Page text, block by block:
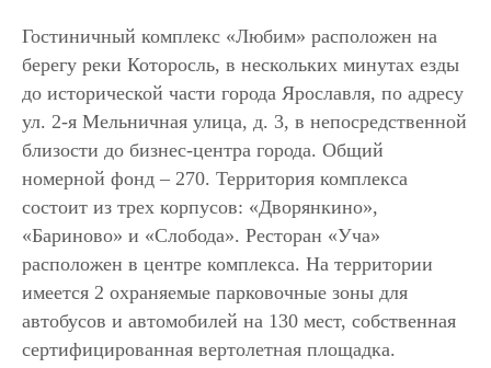
Гостиничный комплекс «Любим» расположен на
берегу реки Которосль, в нескольких минутах езды
до исторической части города Ярославля, по адресу
ул. 2-я Мельничная улица, д. 3, в непосредственной
близости до бизнес-центра города. Общий
номерной фонд – 270. Территория комплекса
состоит из трех корпусов: «Дворянкино»,
«Бариново» и «Слобода». Ресторан «Уча»
расположен в центре комплекса. На территории
имеется 2 охраняемые парковочные зоны для
автобусов и автомобилей на 130 мест, собственная
сертифицированная вертолетная площадка.